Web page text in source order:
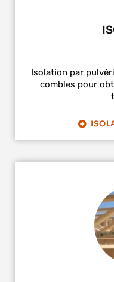
Isolation par
combles pour